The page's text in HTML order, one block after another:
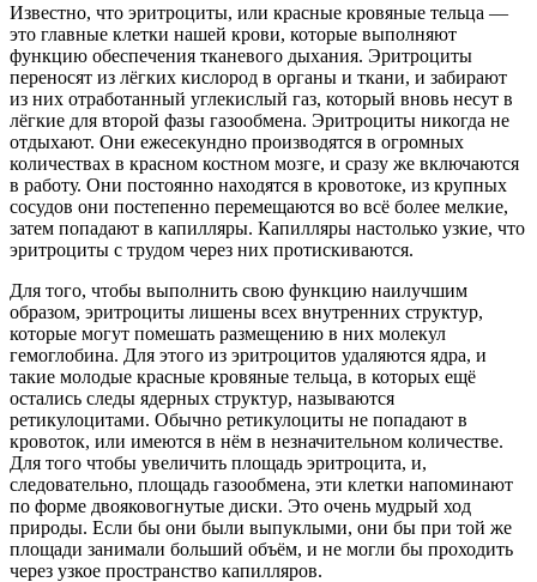
Известно, что эритроциты, или красные кровяные тельца —
это главные клетки нашей крови, которые выполняют
функцию обеспечения тканевого дыхания. Эритроциты
переносят из лёгких кислород в органы и ткани, и забирают
из них отработанный углекислый газ, который вновь несут в
лёгкие для второй фазы газообмена. Эритроциты никогда не
отдыхают. Они ежесекундно производятся в огромных
количествах в красном костном мозге, и сразу же включаются
в работу. Они постоянно находятся в кровотоке, из крупных
сосудов они постепенно перемещаются во всё более мелкие,
затем попадают в капилляры. Капилляры настолько узкие, что
эритроциты с трудом через них протискиваются.
Для того, чтобы выполнить свою функцию наилучшим
образом, эритроциты лишены всех внутренних структур,
которые могут помешать размещению в них молекул
гемоглобина. Для этого из эритроцитов удаляются ядра, и
такие молодые красные кровяные тельца, в которых ещё
остались следы ядерных структур, называются
ретикулоцитами. Обычно ретикулоциты не попадают в
кровоток, или имеются в нём в незначительном количестве.
Для того чтобы увеличить площадь эритроцита, и,
следовательно, площадь газообмена, эти клетки напоминают
по форме двояковогнутые диски. Это очень мудрый ход
природы. Если бы они были выпуклыми, они бы при той же
площади занимали больший объём, и не могли бы проходить
через узкое пространство капилляров.